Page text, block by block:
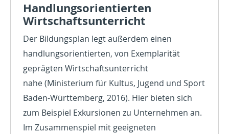
Handlungsorientierten
Wirtschaftsunterricht
Der Bildungsplan legt außerdem einen
handlungsorientierten, von Exemplarität
geprägten Wirtschaftsunterricht
nahe (Ministerium für Kultus, Jugend und Sport
Baden-Württemberg, 2016). Hier bieten sich
zum Beispiel Exkursionen zu Unternehmen an.
Im Zusammenspiel mit geeigneten